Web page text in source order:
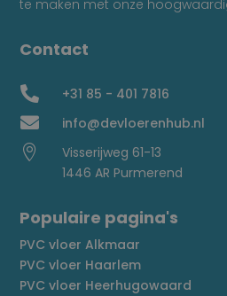
te maken met onze
Contact
 +31 85 - 401 7816
 info@devloerenhub.nl

Visserijweg 61-13
1446 AR Purmerend
Populaire pagina's
PVC vloer Alkmaar
PVC vloer Haarlem
PVC vloer Heerhugowaard